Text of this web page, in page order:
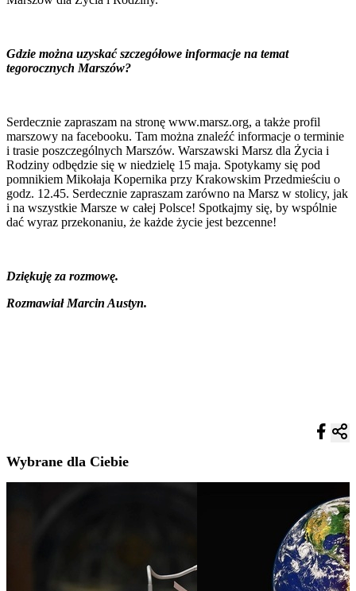
Gdzie można uzyskać szczegółowe informacje na temat
tegorocznych Marszów?
Serdecznie zapraszam na stronę www.marsz.org, a także profil
marszowy na facebooku. Tam można znaleźć informacje o terminie
i trasie poszczególnych Marszów. Warszawski Marsz dla Życia i
Rodziny odbędzie się w niedzielę 15 maja. Spotykamy się pod
pomnikiem Mikołaja Kopernika przy Krakowskim Przedmieściu o
godz. 12.45. Serdecznie zapraszam zarówno na Marsz w stolicy, jak
i na wszystkie Marsze w całej Polsce! Spotkajmy się, by wspólnie
dać wyraz przekonaniu, że każde życie jest bezcenne!
Dziękuję za rozmowę.
Rozmawiał Marcin Austyn.
Wybrane dla Ciebie